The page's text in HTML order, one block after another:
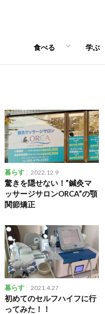
食べる 学ぶ
暮らす 2022.12.9
驚きを隠せない！”鍼灸マ
ッサージサロンORCA”の顎
関節矯正
暮らす 2021.4.27
初めてのセルフハイフに行
ってみた！！